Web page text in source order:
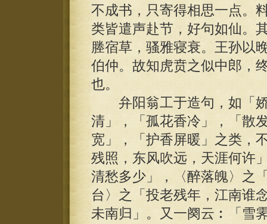
不成书，只寄得相思一点。
类皆遣声赴节，好句如仙。
塍宿草，骚雅寝衰。王孙以
伯仲。故知虎贲之似中郎，
也。
弁阳翁工于造句，如「娇
清」，「孤花香冷」，「散
宽」，「护香屏暖」之类，
残照，东风吹远，天涯何许
清愁多少」，〈醉落魄〉之
台〉之「投老残年，江南谁
未南归」。又一阕云︰「雪